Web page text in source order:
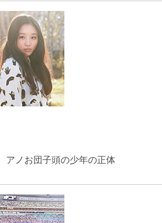
アノお団子頭の少年の正体